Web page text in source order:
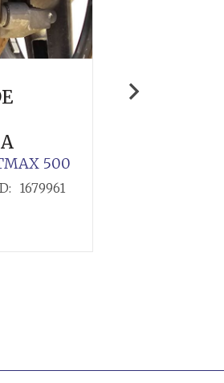
500
1679961
LUZ DE